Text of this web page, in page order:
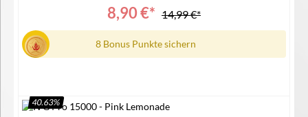
8,90 €* 14,99 €*
8 Bonus Punkte sichern
40.63%